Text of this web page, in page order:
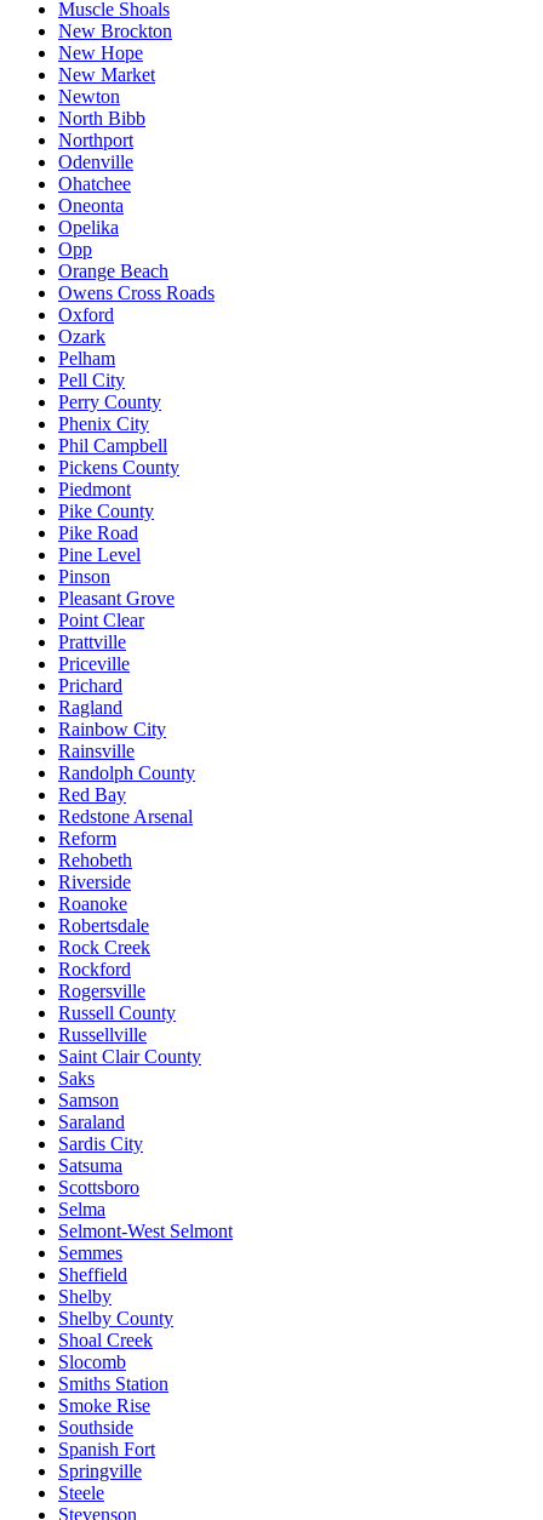
Muscle Shoals
New Brockton
New Hope
New Market
Newton
North Bibb
Northport
Odenville
Ohatchee
Oneonta
Opelika
Opp
Orange Beach
Owens Cross Roads
Oxford
Ozark
Pelham
Pell City
Perry County
Phenix City
Phil Campbell
Pickens County
Piedmont
Pike County
Pike Road
Pine Level
Pinson
Pleasant Grove
Point Clear
Prattville
Priceville
Prichard
Ragland
Rainbow City
Rainsville
Randolph County
Red Bay
Redstone Arsenal
Reform
Rehobeth
Riverside
Roanoke
Robertsdale
Rock Creek
Rockford
Rogersville
Russell County
Russellville
Saint Clair County
Saks
Samson
Saraland
Sardis City
Satsuma
Scottsboro
Selma
Selmont-West Selmont
Semmes
Sheffield
Shelby
Shelby County
Shoal Creek
Slocomb
Smiths Station
Smoke Rise
Southside
Spanish Fort
Springville
Steele
Stevenson